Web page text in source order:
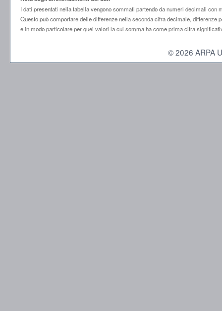
I dati presentati nella tabella vengono sommati partendo da numeri decimali
Questo può comportare delle differenze nella seconda cifra decimale,
e in modo particolare per quei valori la cui somma ha come prima cifra
© 2026 ARPA